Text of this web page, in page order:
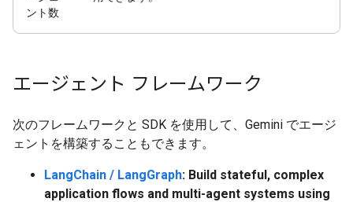
ント数
エージェント フレームワーク
次のフレームワークと SDK を使用して、Gemini でエージ
ェントを構築することもできます。
LangChain / LangGraph: Build stateful, complex
application flows and multi-agent systems using